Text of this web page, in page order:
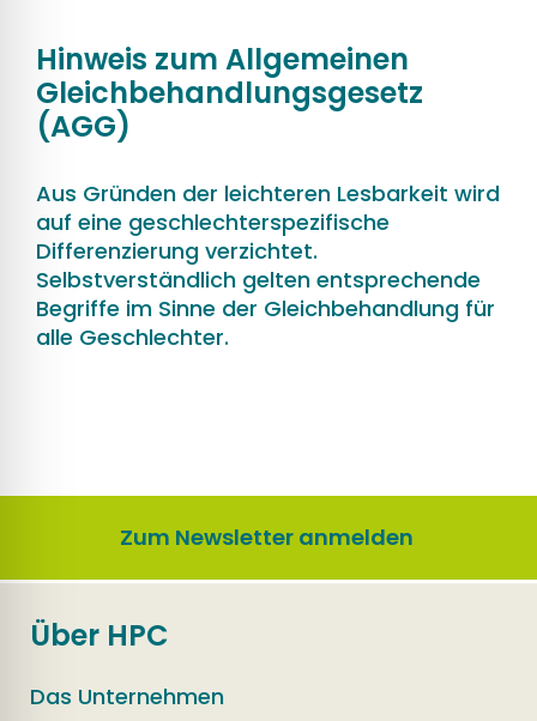
Hinweis zum Allgemeinen
Gleichbehandlungsgesetz
(AGG)
Aus Gründen der leichteren Lesbarkeit wird
auf eine geschlechterspezifische
Differenzierung verzichtet.
Selbstverständlich gelten entsprechende
Begriffe im Sinne der Gleichbehandlung für
alle Geschlechter.
Zum Newsletter anmelden
Über HPC
Das Unternehmen